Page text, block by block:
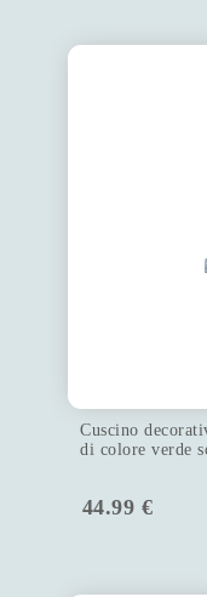
Cuscino
di colore verde
44.99 €